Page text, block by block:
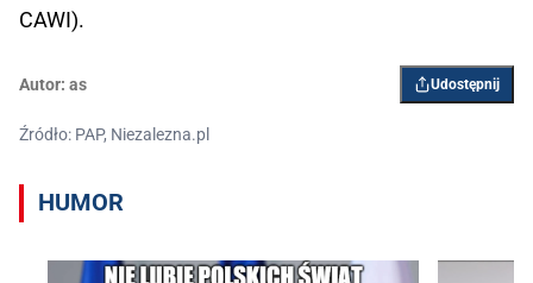
CAWI).
Autor: as Udostępnij
Źródło: PAP, Niezalezna.pl
HUMOR